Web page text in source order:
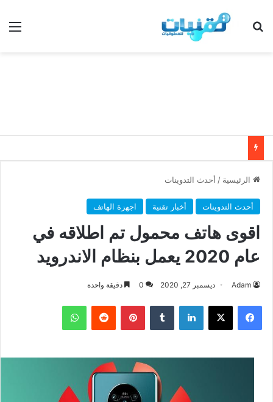
بحث عن
الرئيسية / أحدث التدوينات
أحدث التدوينات أخبار تقنية اجهزة الهاتف
اقوى هاتف محمول تم اطلاقه في
عام 2020 يعمل بنظام الاندرويد
Adam ديسمبر 27, 2020 0 دقيقة واحدة
فيسبوك ‫X لينكدإن بينتيريست واتساب